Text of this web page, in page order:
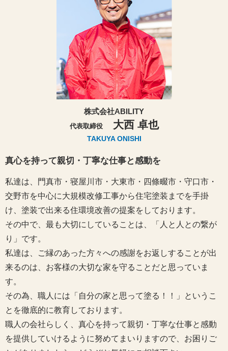
株式会社ABILITY
代表取締役 大西 卓也
TAKUYA ONISHI
真心を持って親切・丁寧な仕事と感動を
私達は、門真市・寝屋川市・大東市・四條畷市・守口市・
交野市を中心に大規模改修工事から住宅塗装までを手掛
け、塗装で出来る住環境改善の提案をしております。
その中で、最も大切にしていることは、「人と人との繋が
り」です。
私達は、ご縁のあった方々への感謝をお返しすることが出
来るのは、お客様の大切な家を守ることだと思っていま
す。
その為、職人には「自分の家と思って塗る！！」というこ
とを徹底的に教育しております。
職人の会社らしく、真心を持って親切・丁寧な仕事と感動
を提供していけるように努めてまいりますので、お困りご